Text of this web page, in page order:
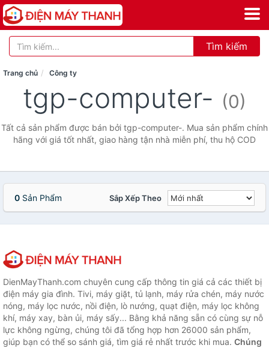
Tìm kiếm
Trang chủ Công ty
tgp-computer- (0)
Tất cả sản phẩm được bán bởi tgp-computer-. Mua sản phẩm chính
hãng với giá tốt nhất, giao hàng tận nhà miễn phí, thu hộ COD
0 Sản Phẩm Sắp Xếp Theo
DienMayThanh.com chuyên cung cấp thông tin giá cả các thiết bị
điện máy gia đình. Tivi, máy giặt, tủ lạnh, máy rửa chén, máy nước
nóng, máy lọc nước, nồi điện, lò nướng, quạt điện, máy lọc không
khí, máy xay, bàn ủi, máy sấy... Bằng khả năng sẵn có cùng sự nỗ
lực không ngừng, chúng tôi đã tổng hợp hơn 26000 sản phẩm,
giúp bạn có thể so sánh giá, tìm giá rẻ nhất trước khi mua. Chúng